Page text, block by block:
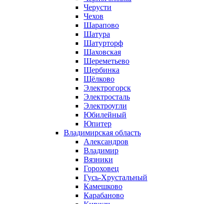
Черусти
Чехов
Шарапово
Шатура
Шатурторф
Шаховская
Шереметьево
Щербинка
Щёлково
Электрогорск
Электросталь
Электроугли
Юбилейный
Юпитер
Владимирская область
Александров
Владимир
Вязники
Гороховец
Гусь-Хрустальный
Камешково
Карабаново